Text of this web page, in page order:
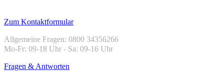
Zum Kontaktformular
Allgemeine Fragen: 0800 34356266
Mo-Fr: 09-18 Uhr - Sa: 09-16 Uhr
Fragen & Antworten